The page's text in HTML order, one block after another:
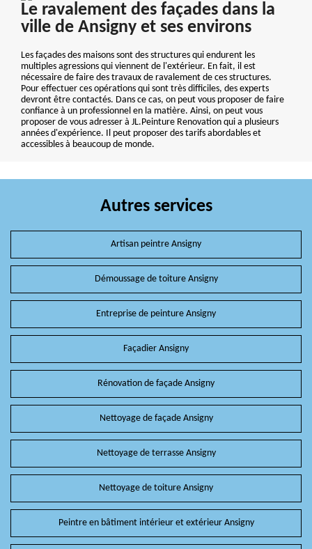
Le ravalement des façades dans la
ville de Ansigny et ses environs
Les façades des maisons sont des structures qui endurent les
multiples agressions qui viennent de l'extérieur. En fait, il est
nécessaire de faire des travaux de ravalement de ces structures.
Pour effectuer ces opérations qui sont très difficiles, des experts
devront être contactés. Dans ce cas, on peut vous proposer de faire
confiance à un professionnel en la matière. Ainsi, on peut vous
proposer de vous adresser à JL.Peinture Renovation qui a plusieurs
années d'expérience. Il peut proposer des tarifs abordables et
accessibles à beaucoup de monde.
Autres services
Artisan peintre Ansigny
Démoussage de toiture Ansigny
Entreprise de peinture Ansigny
Façadier Ansigny
Rénovation de façade Ansigny
Nettoyage de façade Ansigny
Nettoyage de terrasse Ansigny
Nettoyage de toiture Ansigny
Peintre en bâtiment intérieur et extérieur Ansigny